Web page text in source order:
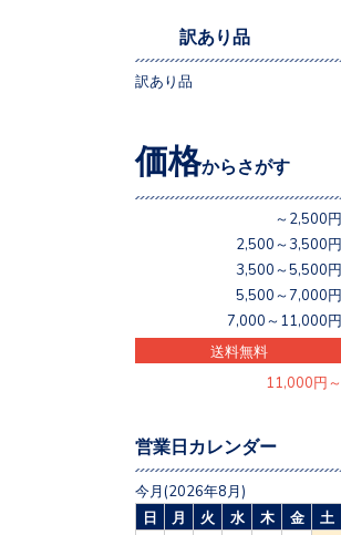
訳あり品
訳あり品
価格からさがす
～2,500円
2,500～3,500円
3,500～5,500円
5,500～7,000円
7,000～11,000円
送料無料
11,000円～
営業日カレンダー
今月(2026年8月)
日
月 火 水 木 金
土